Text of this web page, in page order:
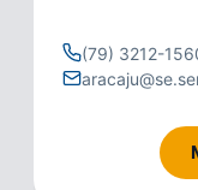
(79) 3212-